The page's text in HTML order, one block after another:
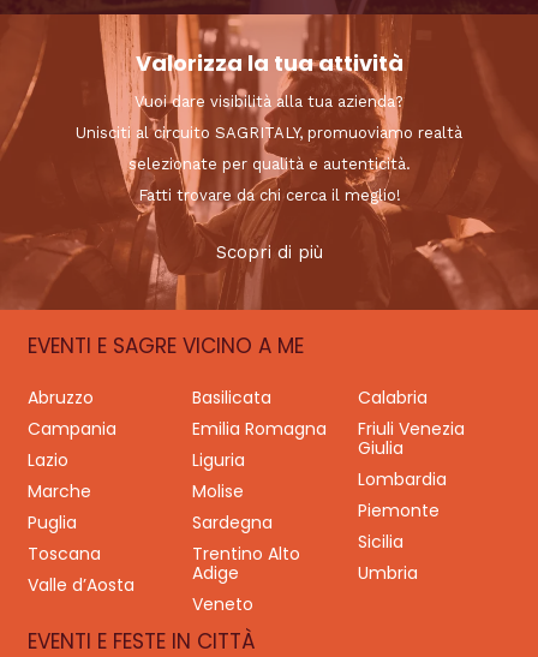
Valorizza la tua attività
Vuoi dare visibilità alla tua azienda?
Unisciti al circuito SAGRITALY, promuoviamo realtà
selezionate per qualità e autenticità.
Fatti trovare da chi cerca il meglio!
Scopri di più
EVENTI E SAGRE VICINO A ME
Abruzzo Basilicata
Calabria
Campania
Emilia Romagna
Friuli Venezia
Giulia
Lazio
Liguria
Lombardia
Marche
Molise
Piemonte
Puglia
Sardegna
Sicilia
Toscana
Trentino Alto
Adige
Umbria
Valle d’Aosta
Veneto
EVENTI E FESTE IN CITTÀ